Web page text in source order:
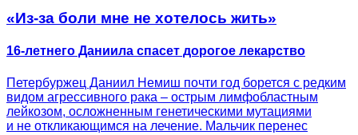
«Из-за боли мне не хотелось жить»
16-летнего Даниила спасет дорогое лекарство
Петербуржец Даниил Немиш почти год борется с редким
видом агрессивного рака – острым лимфобластным
лейкозом, осложненным генетическими мутациями
и не откликающимся на лечение. Мальчик перенес